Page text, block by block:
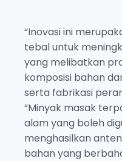
“Inovasi ini
tebal untuk
yang melibatkan
komposisi bahan
serta fabrikasi
“Minyak masak
alam yang boleh
menghasilkan
bahan yang